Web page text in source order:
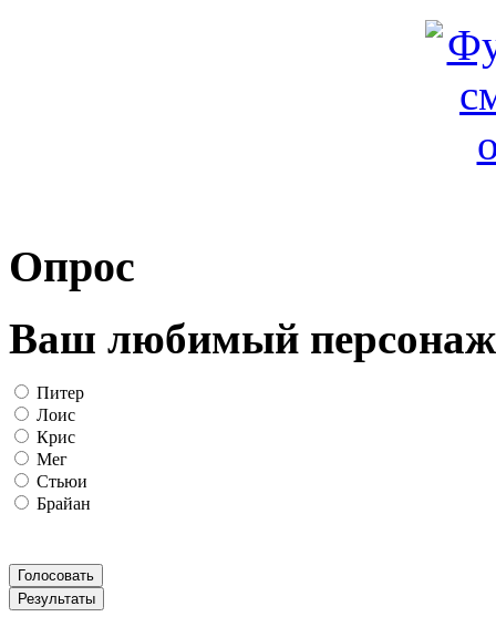
Опрос
Ваш любимый
Питер
Лоис
Крис
Мег
Стьюи
Брайан